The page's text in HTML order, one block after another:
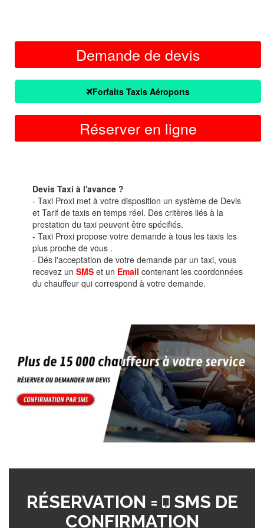
Demande de devis
Forfaits Taxis Aéroports
Réserver en ligne
Devis Taxi à l'avance ?
- Taxi Proxi met à votre disposition un système de Devis
et Tarif de taxis en temps réel. Des critères liés à la
prestation du taxi peuvent être spécifiés.
- Taxi Proxi propose votre demande à tous les taxis les
plus proche de vous .
- Dés l'acceptation de votre demande par un taxi, vous
recevez un SMS et un Email contenant les coordonnées
du chauffeur qui correspond à votre demande.
RÉSERVATION =
SMS DE
CONFIRMATION